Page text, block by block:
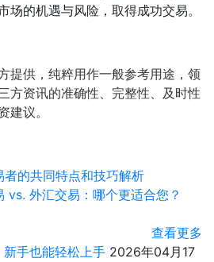
场的机遇与风险，取得成功交易。
提供，纯粹用作一般参考用途，领
方资讯的准确性、完整性、及时性
建议。
者的共同特点和技巧解析
vs. 外汇交易：哪个更适合您？
查看更多
手也能轻松上手 2026年04月17